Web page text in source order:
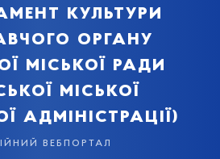
культури
органу
міської ради
міської
адміністрації)
вебпортал